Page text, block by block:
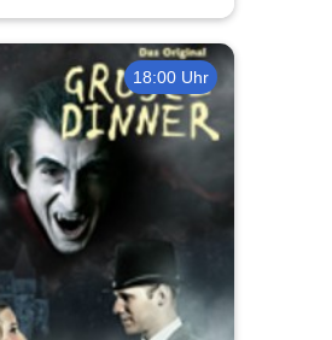
18:00 Uhr